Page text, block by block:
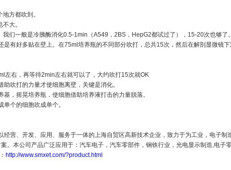
方都吹到。
大。
我们一般是冷胰酶消化0.5-1min（A549，2BS，HepG2都试过了），15-20次也够
是有好多贴在壁上。在75ml培养瓶的不同部分吹打，总共15次，然后在解剖显微镜
左右，再等待2min左右就可以了，大约吹打15次就OK
吹打的力量才使细胞离壁，关键是消化。
，摇晃培养瓶，使细胞借助培养液打击的力量脱落。
个的细胞吹成单个。
经营、开发、应用、服务于一体的上海自贸区高新技术企业，致力于为工业，电子
。本公司产品广泛应用于：汽车电子，汽车零部件，钢铁行业，光电显示制造,电子
http://www.smxet.com/?product.html